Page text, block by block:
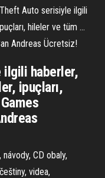
Auto serisiyle ilgili
hileler ve tüm ...
Andreas Ücretsiz!
ilgili haberler,
ipuçları,
CD obaly,
videa,